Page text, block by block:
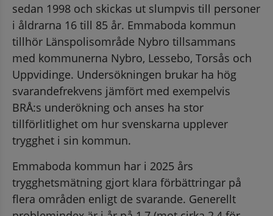
sedan 1998 och skickas ut slumpvis till personer
i åldrarna 16 till 85 år. Emmaboda kommun
tillhör Länspolisområde Nybro tillsammans
med kommunerna Nybro, Lessebo, Torsås och
Uppvidinge. Undersökningen brukar ha hög
svarandefrekvens jämfört med exempelvis
BRÅ:s underökning och anses ha stor
tillförlitlighet om hur svenskarna upplever
trygghet i sin kommun.
Emmaboda kommun har i 2025 års
trygghetsmätning gjort klara förbättringar på
flera områden enligt de svarande. Generellt